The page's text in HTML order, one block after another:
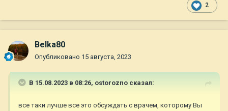
2
Belka80
Опубликовано 15 августа, 2023
В 15.08.2023 в 08:26, ostorozno сказал:
все таки лучше все это обсуждать с врачем, которому Вы